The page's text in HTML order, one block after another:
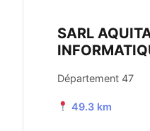
SARL
Département 47
49.3 km